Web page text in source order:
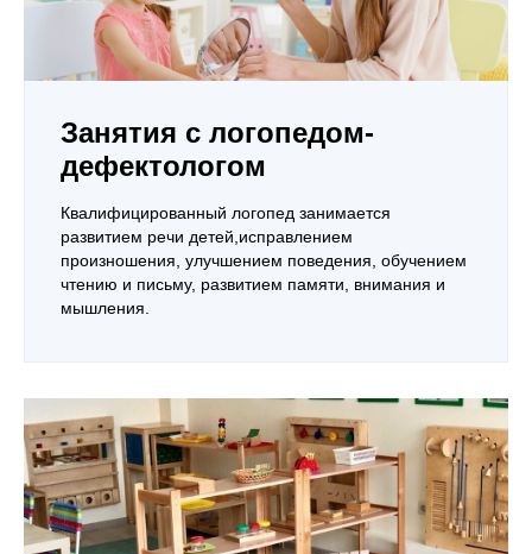
Занятия с логопедом-
дефектологом
Квалифицированный логопед занимается
развитием речи детей,исправлением
произношения, улучшением поведения, обучением
чтению и письму, развитием памяти, внимания и
мышления.